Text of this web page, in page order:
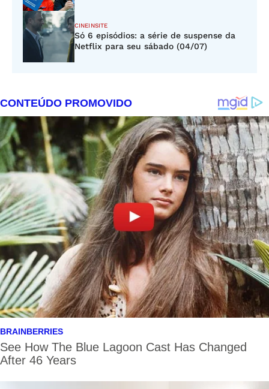
CINEINSITE
Só 6 episódios: a série de suspense da
Netflix para seu sábado (04/07)